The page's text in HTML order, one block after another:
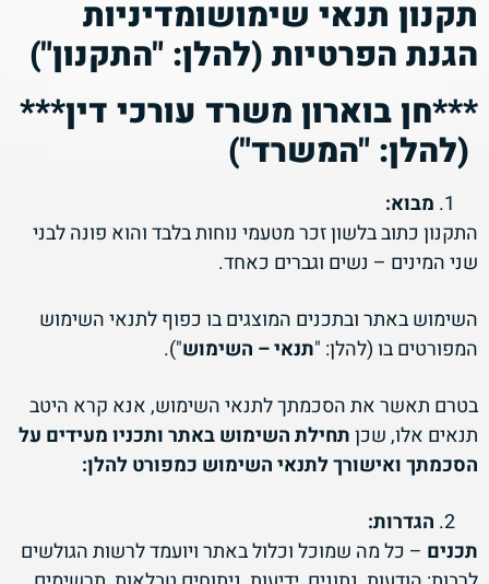
תקנון תנאי שימושומדיניות
הגנת הפרטיות (להלן: "התקנון")
***חן בוארון משרד עורכי דין***
(להלן: "המשרד")
מבוא:
התקנון כתוב בלשון זכר מטעמי נוחות בלבד והוא פונה לבני
שני המינים – נשים וגברים כאחד.
השימוש באתר ובתכנים המוצגים בו כפוף לתנאי השימוש
המפורטים בו (להלן: "תנאי – השימוש").
בטרם תאשר את הסכמתך לתנאי השימוש, אנא קרא היטב
תנאים אלו,שכןתחילת השימוש באתר ותכניו מעידים על
הסכמתך ואישורך לתנאי השימוש כמפורט להלן:
הגדרות:
תכנים – כל מה שמוכל וכלול באתר ויועמד לרשות הגולשים